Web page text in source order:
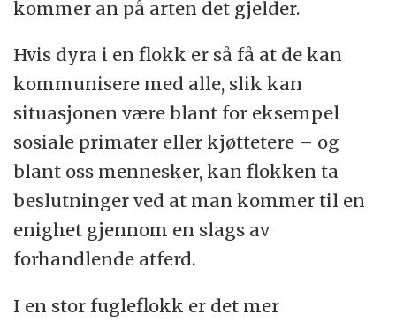
kommer an på arten det gjelder.
Hvis dyra i en flokk er så få at de kan
kommunisere med alle, slik kan
situasjonen være blant for eksempel
sosiale primater eller kjøttetere – og
blant oss mennesker, kan flokken ta
beslutninger ved at man kommer til en
enighet gjennom en slags av
forhandlende atferd.
I en stor fugleflokk er det mer